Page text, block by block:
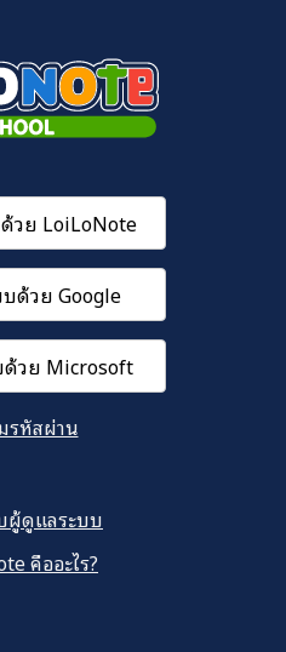
ด้วย LoiLoNote
บด้วย Google
ด้วย Microsoft
รหัสผ่าน
ผู้ดูแลระบบ
คืออะไร?